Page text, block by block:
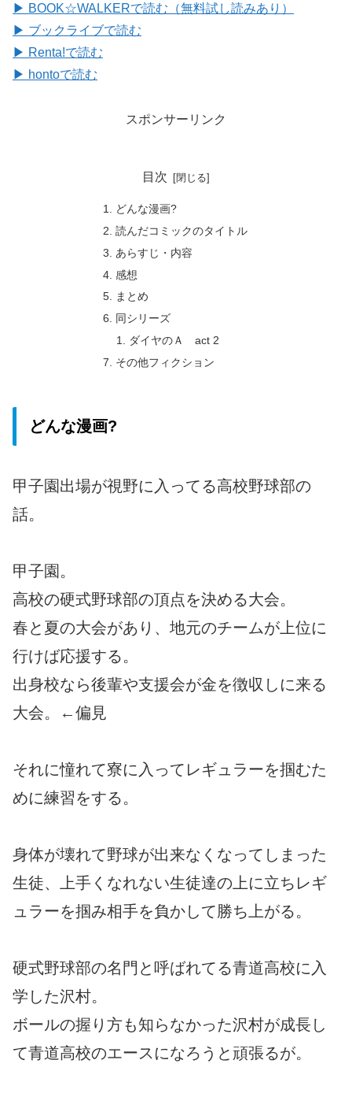
▶ BOOK☆WALKERで読む（無料試し読みあり）
▶ ブックライブで読む
▶ Renta!で読む
▶ hontoで読む
スポンサーリンク
目次
どんな漫画?
読んだコミックのタイトル
あらすじ・内容
感想
まとめ
同シリーズ
ダイヤのＡ act 2
その他フィクション
どんな漫画?
甲子園出場が視野に入ってる高校野球部の
話。
甲子園。
高校の硬式野球部の頂点を決める大会。
春と夏の大会があり、地元のチームが上位に
行けば応援する。
出身校なら後輩や支援会が金を徴収しに来る
大会。←偏見
それに憧れて寮に入ってレギュラーを掴むた
めに練習をする。
身体が壊れて野球が出来なくなってしまった
生徒、上手くなれない生徒達の上に立ちレギ
ュラーを掴み相手を負かして勝ち上がる。
硬式野球部の名門と呼ばれてる青道高校に入
学した沢村。
ボールの握り方も知らなかった沢村が成長し
て青道高校のエースになろうと頑張るが。